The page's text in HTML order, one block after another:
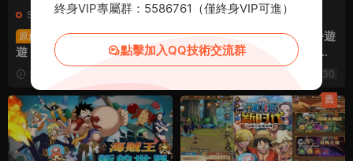
S-閃爍之光 ·手遊服務端
原創
稀有二次元卡牌回合手
遊【寶石新異能火拳-艾斯6.
5萬級内購版】Linux手工服
務端+安卓+多區跨服+自定
義英雄+自定義符文+GM授
權後台+視頻架設教程
2024-08-15
S-閃爍之光 · 手遊服務端
原創 稀有橫版卡牌回合手遊
【火影重生之太平洋堡壘
戰】Linux手工服務端+安卓
蘋果雙端+GM授權後台+加
解密工具+全套表+視頻架設
教程
30
薦
終身VIP專屬群：5586761（僅終身VIP可進）
點擊加入QQ技術交流群